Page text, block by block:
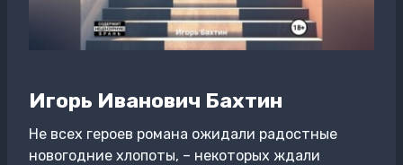
Игорь Иванович Бахтин
Не всех героев романа ожидали радостные
новогодние хлопоты, – некоторых ждали